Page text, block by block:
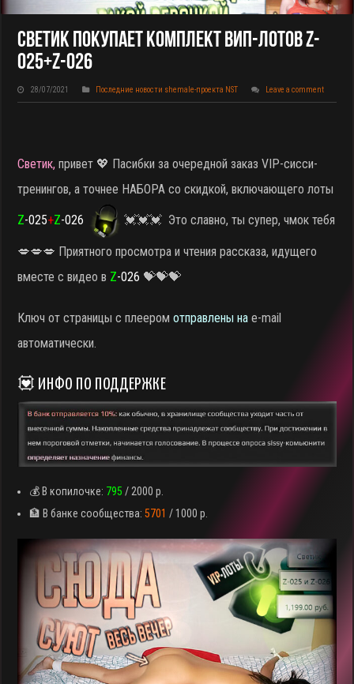
Светик Покупает КОМПЛЕКТ ВИП-Лотов Z-
025+Z-026
28/07/2021 Последние новости shemale-проекта NST Leave a comment
Светик,привет 💖 Пасибки за очередной заказ VIP-сисси-
тренингов, а точнее НАБОРА со скидкой, включающего лоты
Z-025+Z-026 💓💓💓 Это славно, ты супер, чмок тебя
💋💋💋 Приятного просмотра и чтения рассказа, идущего
вместе с видео в Z-026 💝💝💝
Ключ от страницы с плееромотправлены на e-mail
автоматически.
💟 ИНФО ПО ПОДДЕРЖКЕ
💰 В копилочке: 795/ 2000 р.
🏦 В банке сообщества:5701 / 1000 р.